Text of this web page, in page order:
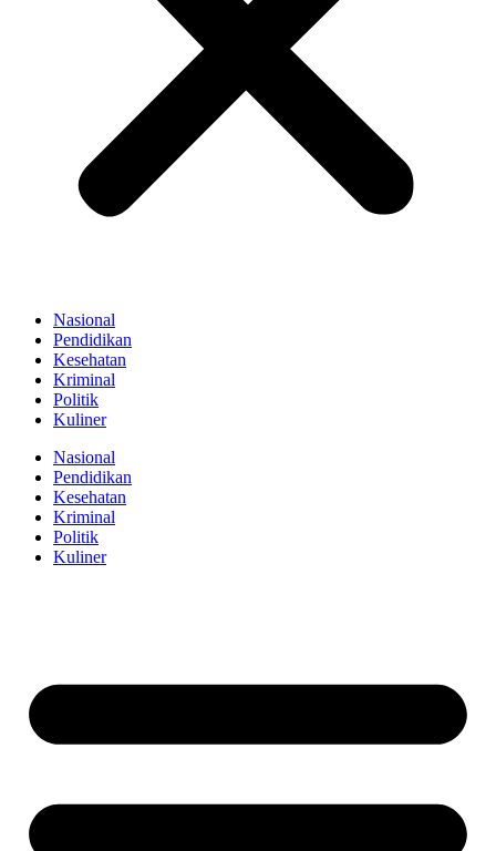
Nasional
Pendidikan
Kesehatan
Kriminal
Politik
Kuliner
Nasional
Pendidikan
Kesehatan
Kriminal
Politik
Kuliner